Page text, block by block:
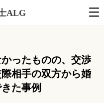
ALG
ったものの、交渉
相手の双方から婚
た事例